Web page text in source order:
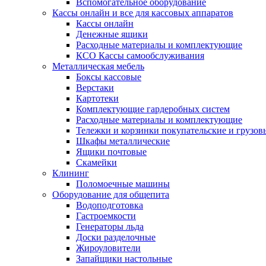
Вспомогательное оборудование
Кассы онлайн и все для кассовых аппаратов
Кассы онлайн
Денежные ящики
Расходные материалы и комплектующие
КСО Кассы самообслуживания
Металлическая мебель
Боксы кассовые
Верстаки
Картотеки
Комплектующие гардеробных систем
Расходные материалы и комплектующие
Тележки и корзинки покупательские и
Шкафы металлические
Ящики почтовые
Скамейки
Клининг
Поломоечные машины
Оборудование для общепита
Водоподготовка
Гастроемкости
Генераторы льда
Доски разделочные
Жироуловители
Запайщики настольные